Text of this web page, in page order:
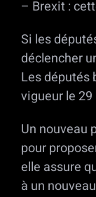
– Brexit :
Si les
déclencher
Les députés
vigueur le
Un nouveau
pour
elle assure
à un